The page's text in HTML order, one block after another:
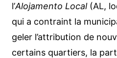
l’Alojamento Local (AL,
qui a contraint la
geler l’attribution de
certains quartiers, la